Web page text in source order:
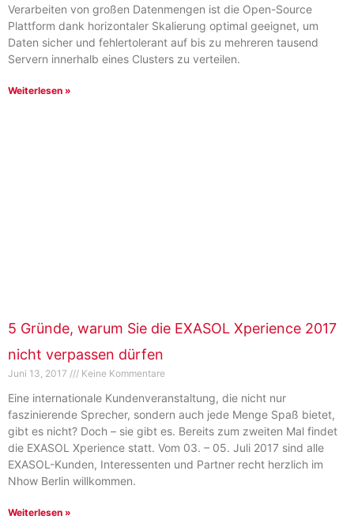
Verarbeiten von großen Datenmengen ist die Open-Source
Plattform dank horizontaler Skalierung optimal geeignet, um
Daten sicher und fehlertolerant auf bis zu mehreren tausend
Servern innerhalb eines Clusters zu verteilen.
Weiterlesen »
5 Gründe, warum Sie die EXASOL Xperience 2017
nicht verpassen dürfen
Juni 13, 2017 Keine Kommentare
Eine internationale Kundenveranstaltung, die nicht nur
faszinierende Sprecher, sondern auch jede Menge Spaß bietet,
gibt es nicht? Doch – sie gibt es. Bereits zum zweiten Mal findet
die EXASOL Xperience statt. Vom 03. – 05. Juli 2017 sind alle
EXASOL-Kunden, Interessenten und Partner recht herzlich im
Nhow Berlin willkommen.
Weiterlesen »